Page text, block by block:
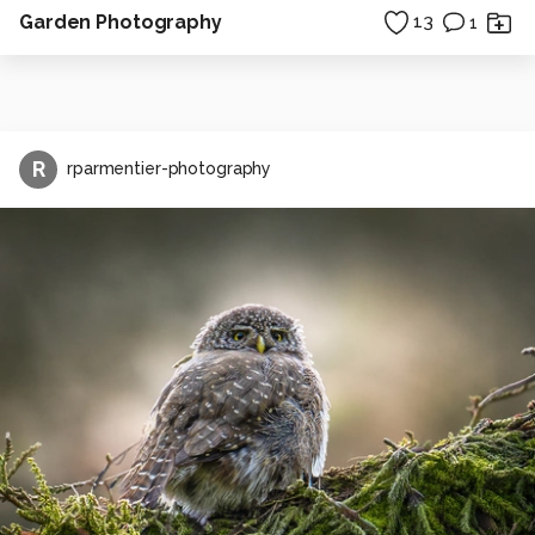
Garden Photography 13 1
R rparmentier-photography